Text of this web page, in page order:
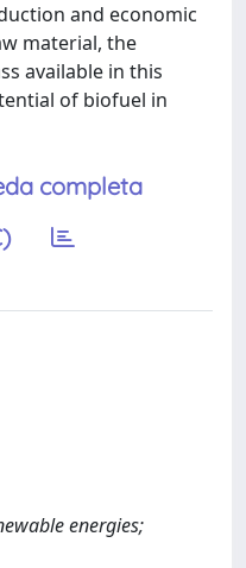
and economic
material, the
available in this
of biofuel in
completa
energies;